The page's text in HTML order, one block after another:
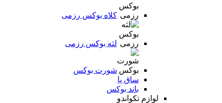
کلاه بوکس رزمی
لثه بوکس رزمی
شورت بوکس
ساق پا
باند بوکس
لوازم تکواندو